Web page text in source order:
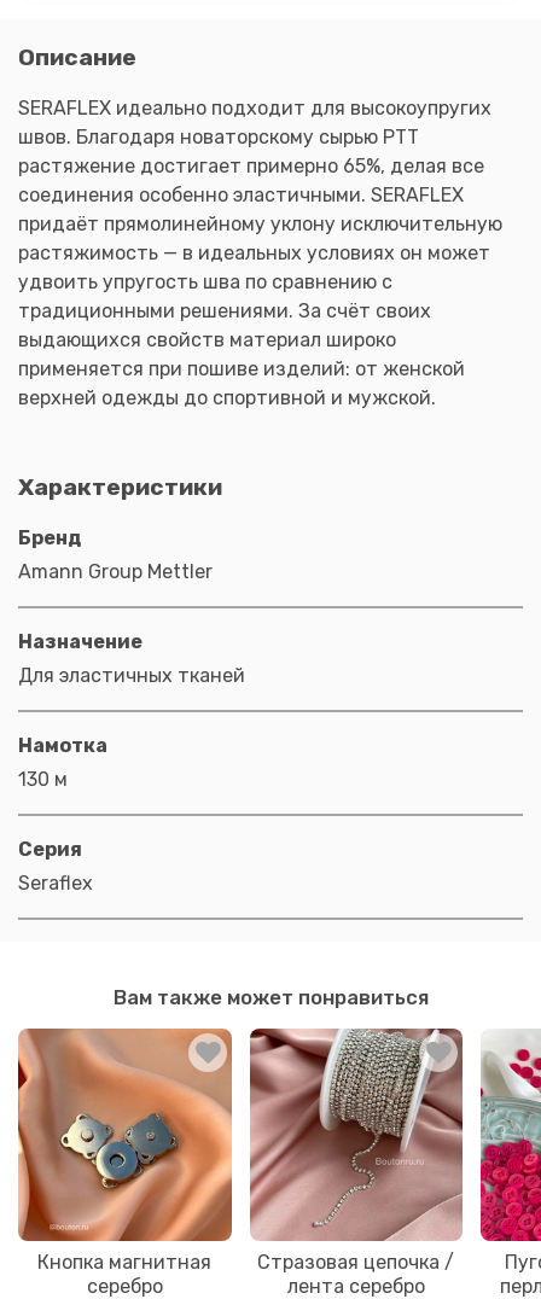
Описание
SERAFLEX идеально подходит для высокоупругих
швов. Благодаря новаторскому сырью PTT
растяжение достигает примерно 65%, делая все
соединения особенно эластичными. SERAFLEX
придаёт прямолинейному уклону исключительную
растяжимость — в идеальных условиях он может
удвоить упругость шва по сравнению с
традиционными решениями. За счёт своих
выдающихся свойств материал широко
применяется при пошиве изделий: от женской
верхней одежды до спортивной и мужской.
Характеристики
Бренд
Amann Group Mettler
Назначение
Для эластичных тканей
Намотка
130 м
Серия
Seraflex
Вам также может понравиться
Кнопка магнитная
серебро
Стразовая цепочка /
лента серебро